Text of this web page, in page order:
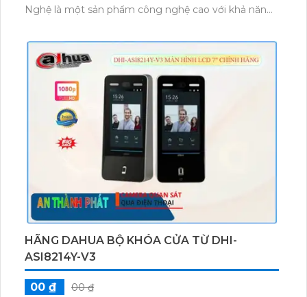
Nghệ là một sản phẩm công nghệ cao với khả năng
H.265+/H.265/H.264+/H.264, sản phẩm đáp ứng tất cả
các yêu cầu về hiệu suất và lưu trữ. Thiết kế bền bỉ và
độc đáo, sản phẩm này được tích hợp vào bộ khóa
cửa thông minh DHI-ASI1212F một cách hoàn hảo,
tạo ra một hệ thống an ninh toàn diện cho ngôi nhà
hoặc văn phòng của bạn.
HÃNG DAHUA BỘ KHÓA CỬA TỪ DHI-
ASI8214Y-V3
00 ₫ 00 ₫